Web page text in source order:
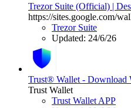
Trezor Suite (Official) |
https://sites.google.com/
Trezor Suite
Updated: 24/6/26
Trust® Wallet - Download
Trust Wallet
Trust Wallet APP